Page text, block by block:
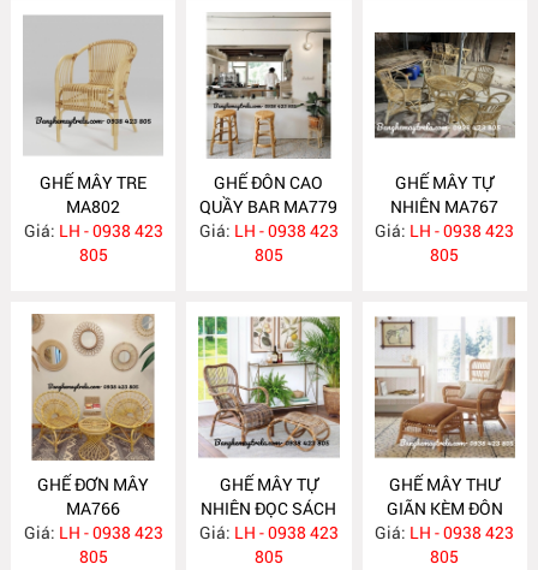
GHẾ MÂY TRE
MA802
Giá: LH - 0938 423
805
GHẾ ĐÔN CAO
QUẦY BAR MA779
Giá: LH - 0938 423
805
GHẾ MÂY TỰ
NHIÊN MA767
Giá: LH - 0938 423
805
GHẾ ĐƠN MÂY
MA766
Giá: LH - 0938 423
805
GHẾ MÂY TỰ
NHIÊN ĐỌC SÁCH
KÈM ĐÔN GÁC
CHÂN MA759
Giá: LH - 0938 423
805
GHẾ MÂY THƯ
GIÃN KÈM ĐÔN
GÁC CHÂN MA758
Giá: LH - 0938 423
805